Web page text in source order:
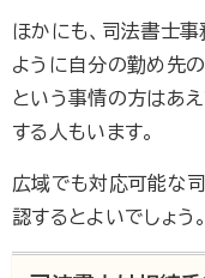
ほかにも、司法書士
ように自分の勤め先
という事情の方はあ
する人もいます。
広域でも対応可能な
認するとよいでしょう。